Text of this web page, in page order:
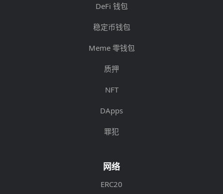
DeFi 钱包
稳定币钱包
Meme 零钱包
质押
NFT
DApps
罪犯
网络
ERC20